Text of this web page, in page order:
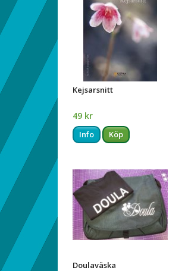
Kejsarsnitt
49 kr
Info Köp
Doulaväska